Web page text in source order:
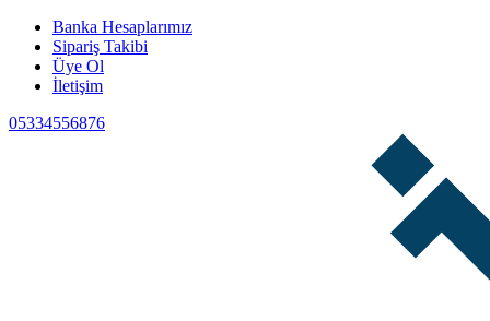
Banka Hesaplarımız
Sipariş Takibi
Üye Ol
İletişim
05334556876